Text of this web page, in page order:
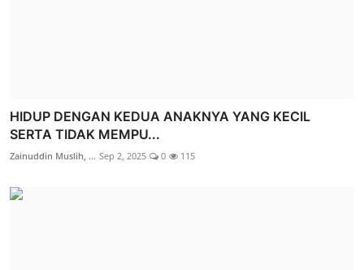
HIDUP DENGAN KEDUA ANAKNYA YANG KECIL
SERTA TIDAK MEMPU...
Zainuddin Muslih, ... Sep 2, 2025 0 115